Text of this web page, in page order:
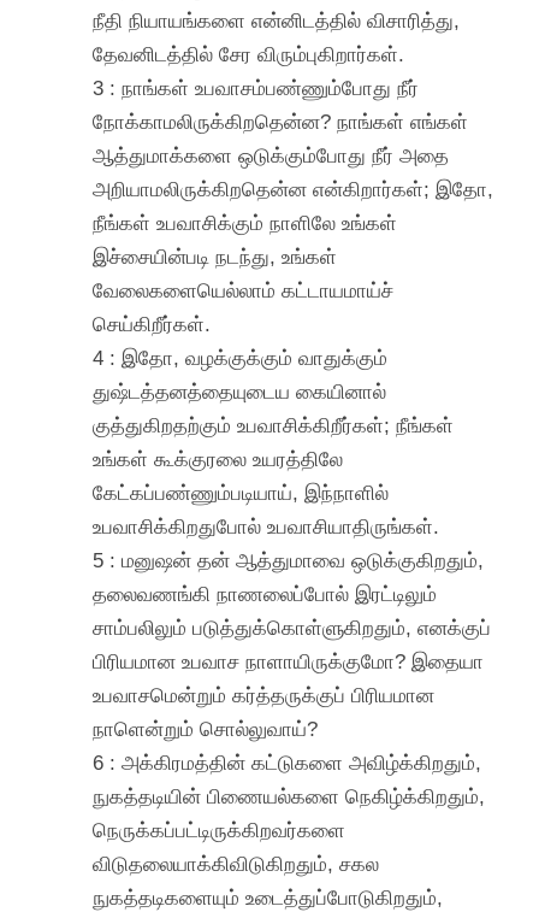
நீதி நியாயங்களை என்னிடத்தில் விசாரித்து,
தேவனிடத்தில் சேர விரும்புகிறார்கள்.
3 : நாங்கள் உபவாசம்பண்ணும்போது நீர்
நோக்காமலிருக்கிறதென்ன? நாங்கள் எங்கள்
ஆத்துமாக்களை ஒடுக்கும்போது நீர் அதை
அறியாமலிருக்கிறதென்ன என்கிறார்கள்; இதோ,
நீங்கள் உபவாசிக்கும் நாளிலே உங்கள்
இச்சையின்படி நடந்து, உங்கள்
வேலைகளையெல்லாம் கட்டாயமாய்ச்
செய்கிறீர்கள்.
4 : இதோ, வழக்குக்கும் வாதுக்கும்
துஷ்டத்தனத்தையுடைய கையினால்
குத்துகிறதற்கும் உபவாசிக்கிறீர்கள்; நீங்கள்
உங்கள் கூக்குரலை உயரத்திலே
கேட்கப்பண்ணும்படியாய், இந்நாளில்
உபவாசிக்கிறதுபோல் உபவாசியாதிருங்கள்.
5 : மனுஷன் தன் ஆத்துமாவை ஒடுக்குகிறதும்,
தலைவணங்கி நாணலைப்போல் இரட்டிலும்
சாம்பலிலும் படுத்துக்கொள்ளுகிறதும், எனக்குப்
பிரியமான உபவாச நாளாயிருக்குமோ? இதையா
உபவாசமென்றும் கர்த்தருக்குப் பிரியமான
நாளென்றும் சொல்லுவாய்?
6 : அக்கிரமத்தின் கட்டுகளை அவிழ்க்கிறதும்,
நுகத்தடியின் பிணையல்களை நெகிழ்க்கிறதும்,
நெருக்கப்பட்டிருக்கிறவர்களை
விடுதலையாக்கிவிடுகிறதும், சகல
நுகத்தடிகளையும் உடைத்துப்போடுகிறதும்,